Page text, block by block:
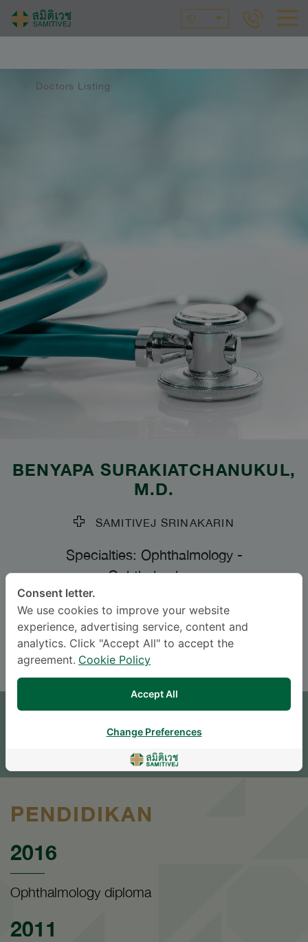
ID
Doctors Listing
BENYAPA SURAKIATCHANUKUL,
M.D.
SAMITIVEJ SRINAKARIN
Specialties: Ophthalmology-
Ophthalmology
BAHASA
ENGLISH THAI
JANJI TEMU
TINGGALKAN PERTANYAAN
* The Patient Support Team will reply to your inquiry
PENDIDIKAN
2016
Ophthalmology diploma
2011
Consent letter.
We use cookies to improve your website
experience, advertising service, content and
analytics. Click "Accept All" to accept the
agreement. Cookie Policy
Accept All
Change Preferences